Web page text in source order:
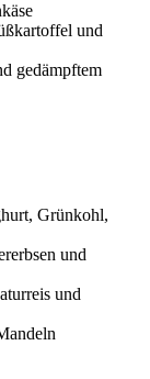
und
gedämpftem
Grünkohl,
und
und